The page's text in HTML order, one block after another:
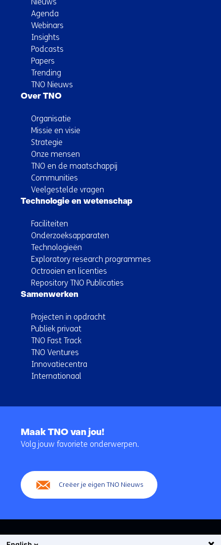
Agenda
Webinars
Insights
Podcasts
Papers
Trending
TNO Nieuws
Over TNO
Organisatie
Missie en visie
Strategie
Onze mensen
TNO en de maatschappij
Communities
Veelgestelde vragen
Technologie en wetenschap
Faciliteiten
Onderzoeksapparaten
Technologieën
Exploratory research programmes
Octrooien en licenties
Repository TNO Publicaties
Samenwerken
Projecten in opdracht
Publiek privaat
TNO Fast Track
TNO Ventures
Innovatiecentra
Internationaal
navigatie
Maak TNO van jou!
Volg jouw favoriete onderwerpen.
Creëer je eigen TNO Nieuws